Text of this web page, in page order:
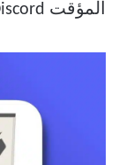
المؤقت Discord على أي جهاز.